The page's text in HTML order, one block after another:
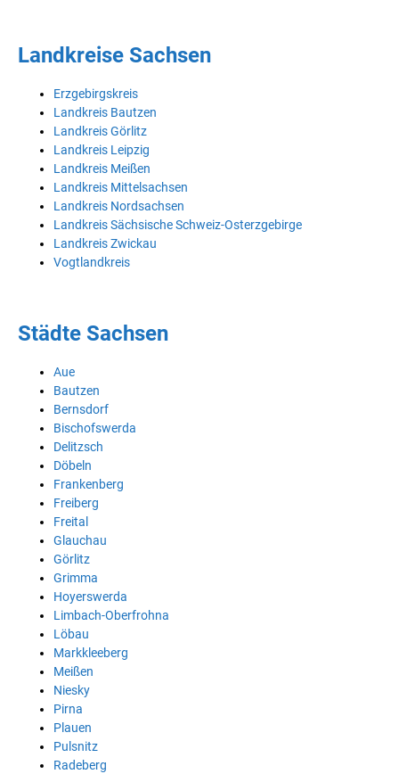
Landkreise Sachsen
Erzgebirgskreis
Landkreis Bautzen
Landkreis Görlitz
Landkreis Leipzig
Landkreis Meißen
Landkreis Mittelsachsen
Landkreis Nordsachsen
Landkreis Sächsische Schweiz-Osterzgebirge
Landkreis Zwickau
Vogtlandkreis
Städte Sachsen
Aue
Bautzen
Bernsdorf
Bischofswerda
Delitzsch
Döbeln
Frankenberg
Freiberg
Freital
Glauchau
Görlitz
Grimma
Hoyerswerda
Limbach-Oberfrohna
Löbau
Markkleeberg
Meißen
Niesky
Pirna
Plauen
Pulsnitz
Radeberg